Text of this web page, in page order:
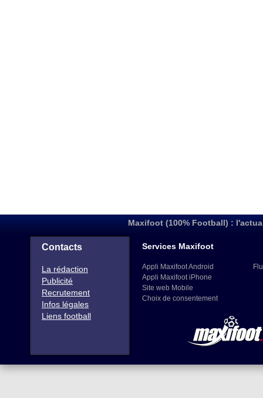
Maxifoot (100% Football) :
Contacts
La rédaction
Publicité
Recrutement
Infos légales
Liens football
Services Maxifoot
Appli Maxifoot Android
Appli Maxifoot iPhone
Site web Mobile
Choix de consentement